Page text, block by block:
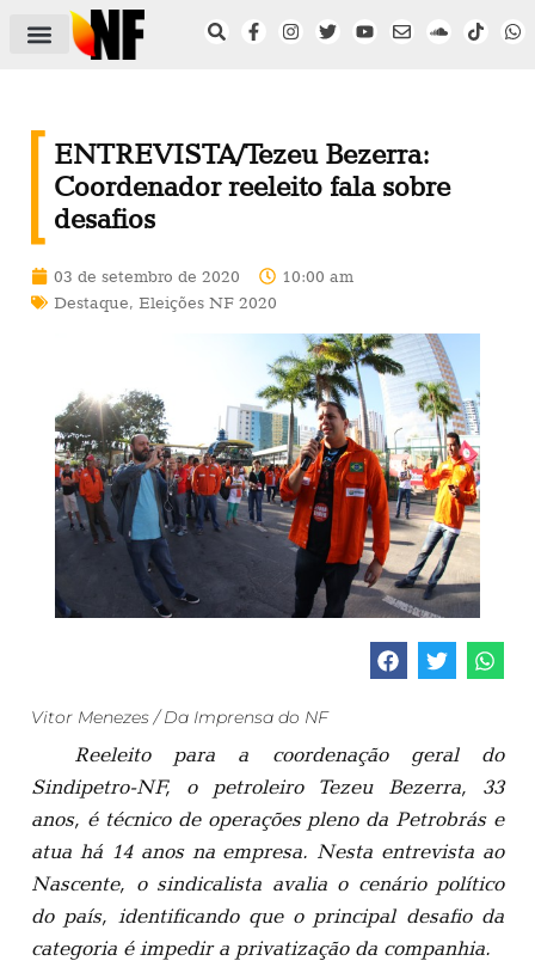
ENTREVISTA/Tezeu Bezerra:
Coordenador reeleito fala sobre
desafios
03 de setembro de 2020
10:00 am
Destaque, Eleições NF 2020
Vitor Menezes / Da Imprensa do NF
Reeleito para a coordenação geral do
Sindipetro-NF, o petroleiro Tezeu Bezerra, 33
anos, é técnico de operações pleno da Petrobrás e
atua há 14 anos na empresa. Nesta entrevista ao
Nascente, o sindicalista avalia o cenário político
do país, identificando que o principal desafio da
categoria é impedir a privatização da companhia.